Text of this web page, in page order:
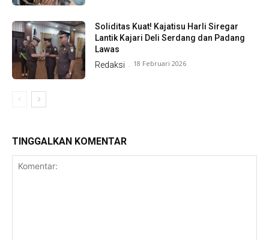
Soliditas Kuat! Kajatisu Harli Siregar
Lantik Kajari Deli Serdang dan Padang
Lawas
Redaksi - 18 Februari 2026
TINGGALKAN KOMENTAR